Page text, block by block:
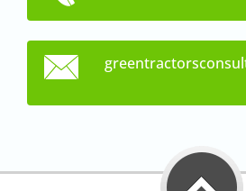
greentractorscon